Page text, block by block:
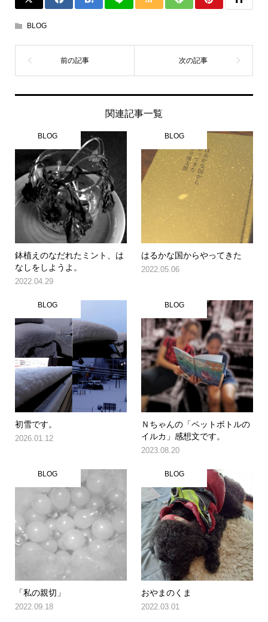
BLOG
関連記事一覧
BLOG
鉢植えのなだれたミント、は
なしをしようよ。
2022.04.29
BLOG
はるかな国からやってきた
2022.05.06
BLOG
初雪です。
2026.01.12
BLOG
Ｎちゃんの「ペットボトルの
イルカ」感想文です。
2023.08.20
BLOG
「私の親切」
2022.09.18
BLOG
おやまのくま
2022.03.01